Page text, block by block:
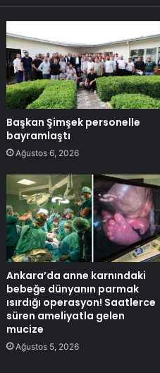
Başkan Şimşek personelle
bayramlaştı
Ağustos 6, 2026
Ankara’da anne karnındaki
bebeğe dünyanın parmak
ısırdığı operasyon! Saatlerce
süren ameliyatla gelen
mucize
Ağustos 5, 2026